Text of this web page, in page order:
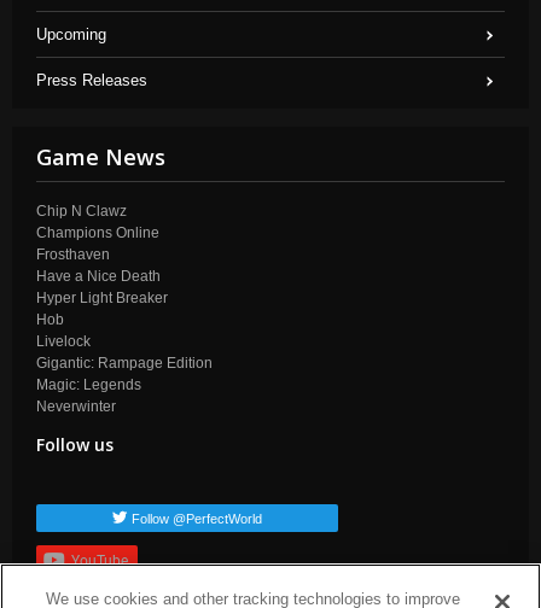
Upcoming
Press Releases
Game News
Chip N Clawz
Champions Online
Frosthaven
Have a Nice Death
Hyper Light Breaker
Hob
Livelock
Gigantic: Rampage Edition
Magic: Legends
Neverwinter
Follow us
Follow @PerfectWorld
YouTube
Subscribe
We use cookies and other tracking technologies to improve